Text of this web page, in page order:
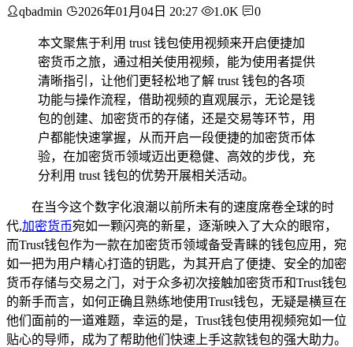
qbadmin 2026年01月04日 20:27 1.0K 0
本文聚焦于利用 trust 钱包使用视频来开启便捷加
密货币之旅，通过相关使用视频，能为使用者提供
清晰指引，让他们更轻松地了解 trust 钱包的各项
功能与操作流程，借助视频的直观展示，无论是钱
包的创建、加密货币的存储，还是交易等环节，用
户都能快速掌握，从而开启一段便捷的加密货币体
验，在加密货币领域迈出更稳健、高效的步伐，充
分利用 trust 钱包的优势开展相关活动。
在当今这个数字化浪潮以前所未有的速度席卷全球的时
代,加密货币宛如一颗闪亮的新星，逐渐映入了大众的眼帘，
而Trust钱包作为一款在加密货币领域备受青睐的钱包应用，宛
如一把为用户精心打造的钥匙，为其开启了便捷、安全的加密
货币存储与交易之门，对于众多初次接触加密货币和Trust钱包
的新手而言，如何正确且熟练地使用Trust钱包，无疑是横亘在
他们面前的一道难题，幸运的是，Trust钱包使用视频宛如一位
贴心的导师，成为了帮助他们快速上手这款钱包的强大助力。